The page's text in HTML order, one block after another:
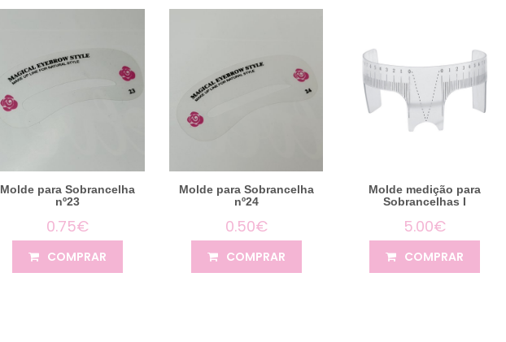
Molde para Sobrancelha
nº23
0.75€
COMPRAR
Molde para Sobrancelha
nº24
0.50€
COMPRAR
Molde medição para
Sobrancelhas I
5.00€
COMPRAR